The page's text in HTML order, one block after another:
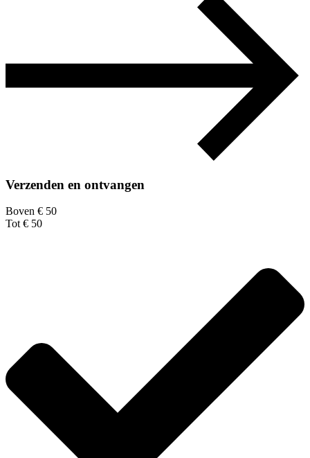
Verzenden en ontvangen
Boven € 50
Tot € 50